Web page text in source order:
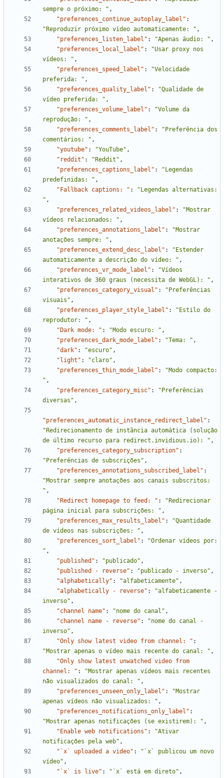
sempre o próximo: " ,
"preferences_continue_autoplay_label" :
"Reproduzir próximo vídeo automaticamente: " ,
"preferences_listen_label" : "Apenas áudio: " ,
"preferences_local_label" :
"Usar proxy nos
vídeos: " ,
"preferences_speed_label" :
"Velocidade
preferida: " ,
"preferences_quality_label" :
"Qualidade de
vídeo preferida: " ,
"preferences_volume_label" :
"Volume da
reprodução: " ,
"preferences_comments_label" :
"Preferência dos
comentários: " ,
"youtube" : "YouTube" ,
"reddit" : "Reddit" ,
"preferences_captions_label" :
"Legendas
predefinidas: " ,
"Fallback captions: " :
"Legendas alternativas:
" ,
"preferences_related_videos_label" :
"Mostrar
vídeos relacionados: " ,
"preferences_annotations_label" :
"Mostrar
anotações sempre: " ,
"preferences_extend_desc_label" :
"Estender
automaticamente a descrição do vídeo: " ,
"preferences_vr_mode_label" :
"Vídeos
interativos de 360 graus (necessita de WebGL): " ,
"preferences_category_visual" :
"Preferências
visuais" ,
"preferences_player_style_label" :
"Estilo do
reprodutor: " ,
"Dark mode: " : "Modo escuro: " ,
"preferences_dark_mode_label" : "Tema: " ,
"dark" : "escuro" ,
"light" : "claro" ,
"preferences_thin_mode_label" :
"Modo compacto:
" ,
"preferences_category_misc" :
"Preferências
diversas" ,
"preferences_automatic_instance_redirect_label" :
"Redirecionamento de instância automática (solução
de último recurso para redirect.invidious.io): " ,
"preferences_category_subscription" :
"Preferências de subscrições" ,
"preferences_annotations_subscribed_label" :
"Mostrar sempre anotações aos canais subscritos:
" ,
"Redirect homepage to feed: " :
"Redirecionar
página inicial para subscrições: " ,
"preferences_max_results_label" :
"Quantidade
de vídeos nas subscrições: " ,
"preferences_sort_label" :
"Ordenar vídeos por:
" ,
"published" : "publicado" ,
"published - reverse" : "publicado - inverso" ,
"alphabetically" : "alfabeticamente" ,
"alphabetically - reverse" :
"alfabeticamente -
inverso" ,
"channel name" : "nome do canal" ,
"channel name - reverse" :
"nome do canal -
inverso" ,
"Only show latest video from channel: " :
"Mostrar apenas o vídeo mais recente do canal: " ,
"Only show latest unwatched video from
channel: " :
"Mostrar apenas vídeos mais recentes
não visualizados do canal: " ,
"preferences_unseen_only_label" :
"Mostrar
apenas vídeos não visualizados: " ,
"preferences_notifications_only_label" :
"Mostrar apenas notificações (se existirem): " ,
"Enable web notifications" :
"Ativar
notificações pela web" ,
"`x` uploaded a video" :
"`x` publicou um novo
vídeo" ,
"`x` is live" : "`x` está em direto" ,